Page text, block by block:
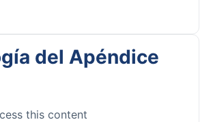
del Apéndice
this content